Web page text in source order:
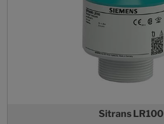
Sitrans LR100